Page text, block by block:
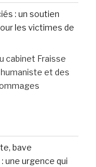
: un soutien
les victimes de
cabinet Fraisse
et des
bave
une urgence qui